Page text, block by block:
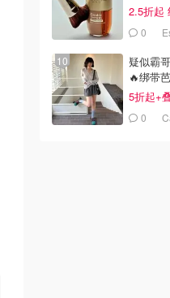
2.5折起
0
疑似霸
🔥绑带
5折起+
£68！
0